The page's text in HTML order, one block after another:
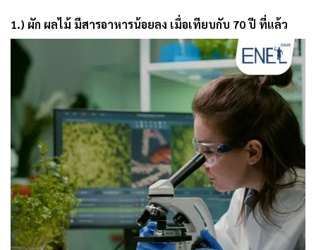
1.) ผัก ผลไม้ มีสารอาหารน้อยลง เมื่อเทียบกับ 70 ปี ที่แล้ว